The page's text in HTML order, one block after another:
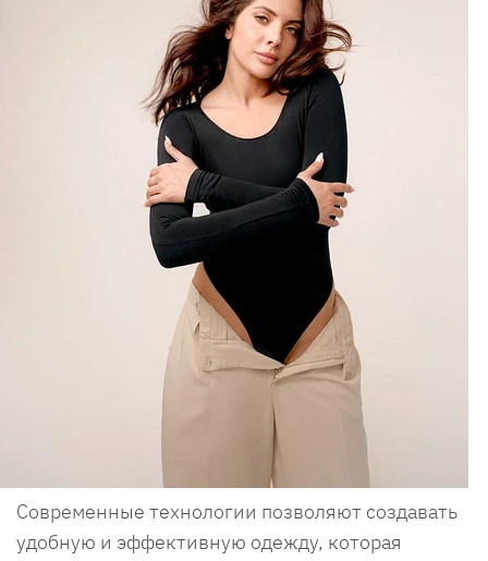
Современные технологии позволяют создавать
удобную и эффективную одежду, которая